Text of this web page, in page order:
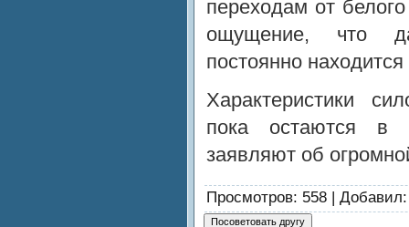
переходам от
ощущение, что
постоянно
Характеристики
пока остаются в
заявляют об
Просмотров: 558 | Добавил